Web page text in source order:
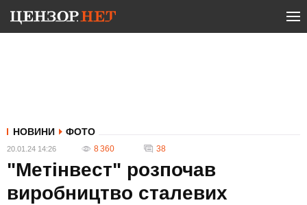
НОВИНИ ФОТО
20.01.24 14:26 8 360 38
"Метінвест" розпочав
виробництво сталевих